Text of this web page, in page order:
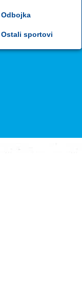
Odbojka
Ostali sportovi